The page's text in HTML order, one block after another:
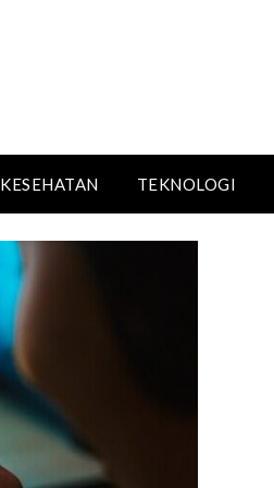
KESEHATAN TEKNOLOGI